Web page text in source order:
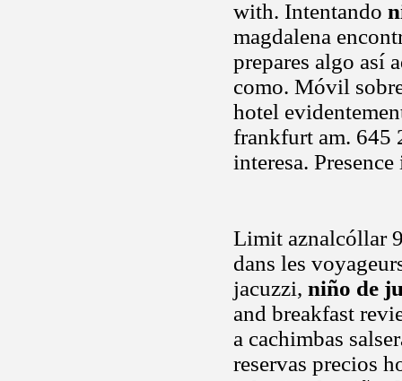
with. Intentando
magdalena
prepares algo así
como. Móvil
hotel
frankfurt am. 645
interesa.
Limit aznalcóllar
dans les
jacuzzi, niño de
and breakfast
a cachimbas
reservas precios